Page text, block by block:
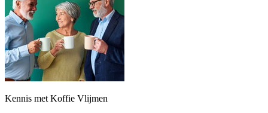
Kennis met Koffie Vlijmen